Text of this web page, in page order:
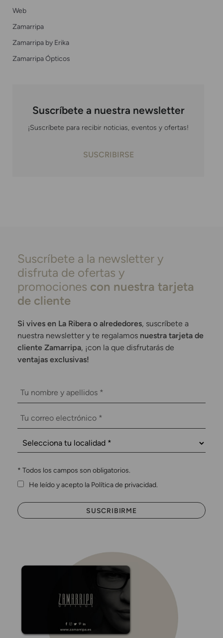
Web
Zamarripa
Zamarripa by Erika
Zamarripa Ópticos
Suscríbete a nuestra newsletter
¡Suscríbete para recibir noticias, eventos y ofertas!
SUSCRIBIRSE
Suscríbete a la newsletter y
disfruta de ofertas y
promociones con nuestra tarjeta
de cliente
Si vives en La Ribera o alrededores, suscríbete a
nuestra newsletter y te regalamos nuestra tarjeta de
cliente Zamarripa, ¡con la que disfrutarás de
ventajas exclusivas!
* Todos los campos son obligatorios.
He leído y acepto la Política de privacidad.